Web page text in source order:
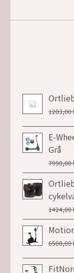
1203,00
E-
Grå
7990,00
1424,00
6500,00